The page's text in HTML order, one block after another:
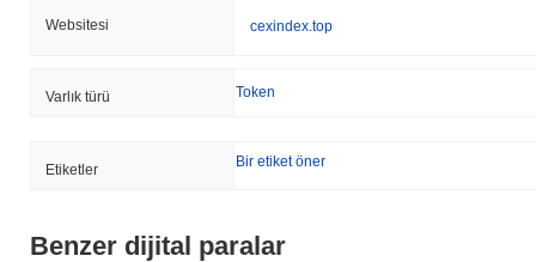
Websitesi cexindex.top
Varlık türü Token
Etiketler Bir etiket öner
Benzer dijital paralar